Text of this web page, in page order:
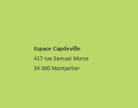
Espace Capdeville
417 rue Samuel Morse
34 000 Montpellier